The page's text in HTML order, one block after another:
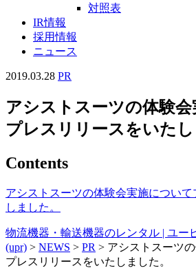
対照表
IR情報
採用情報
ニュース
2019.03.28 PR
アシストスーツの体験
プレスリリースをいたし
Contents
アシストスーツの体験会実施につい
しました。
物流機器・輸送機器のレンタル | ユー
(upr) > NEWS > PR > アシストスーツ
プレスリリースをいたしました。